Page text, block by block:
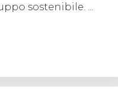
sostenibile. ...